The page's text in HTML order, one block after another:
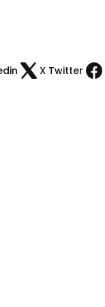
X Twitter